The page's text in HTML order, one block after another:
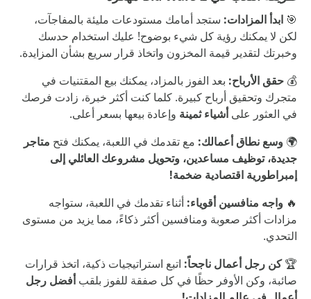
🎯 ابدأ المزادات: ستجد أمامك مستودعات مليئة بالمفاجآت،
لكن لا يمكنك رؤية كل شيء بوضوح! عليك استخدام حدسك
وخبرتك لتقدير قيمة المخزون واتخاذ قرار سريع بشأن المزايدة.
💰 حقق الأرباح: بعد الفوز بالمزاد، يمكنك بيع المقتنيات في
متجرك وتحقيق أرباح كبيرة. كلما كنت أكثر خبرة، زادت فرصك
في العثور علىأشياء ثمينة وإعادة بيعها بسعر أعلى.
🌍 وسع نطاق أعمالك: مع تقدمك في اللعبة، يمكنك فتح متاجر
جديدة، توظيف مساعدين، وتحويل مشروعك العائلي إلى
إمبراطورية اقتصادية ضخمة!
🔥 واجه منافسين أقوياء: أثناء تقدمك في اللعبة، ستواجه
مزادات أكثر صعوبة ومنافسين أكثر ذكاءً، مما يزيد من مستوى
التحدي.
🏆كن رجل أعمال ناجحاً: اتبع استراتيجيات ذكية، اتخذ قرارات
صائبة، وكن الأوفر حظًا في كل صفقة للفوز بلقبأفضل رجل